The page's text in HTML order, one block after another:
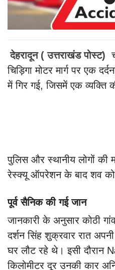
देहरादून ( उत्तराखंड पोस्ट)
चिड़िगा मोटर मार्ग पर एक
में गिर गई, जिसमें एक व्यक्ति
पुलिस और स्थानीय लोगों
रेस्क्यू ऑपरेशन के बाद शव को
पूर्व सैनिक की गई जान
जानकारी के अनुसार कोठी
दर्शन सिंह शुक्रवार रात
घर लौट रहे थे। इसी दौरान
किलोमीटर दूर उनकी कार